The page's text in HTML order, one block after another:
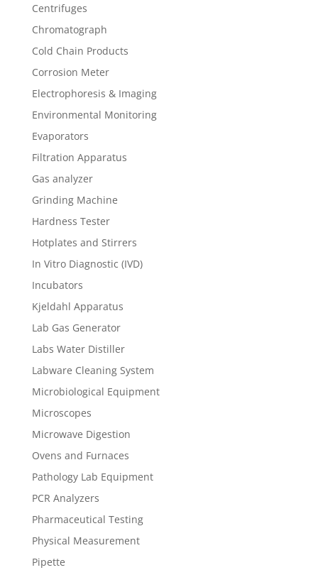
Centrifuges
Chromatograph
Cold Chain Products
Corrosion Meter
Electrophoresis & Imaging
Environmental Monitoring
Evaporators
Filtration Apparatus
Gas analyzer
Grinding Machine
Hardness Tester
Hotplates and Stirrers
In Vitro Diagnostic (IVD)
Incubators
Kjeldahl Apparatus
Lab Gas Generator
Labs Water Distiller
Labware Cleaning System
Microbiological Equipment
Microscopes
Microwave Digestion
Ovens and Furnaces
Pathology Lab Equipment
PCR Analyzers
Pharmaceutical Testing
Physical Measurement
Pipette